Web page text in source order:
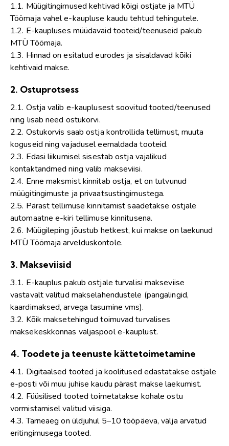
1.1. Müügitingimused kehtivad kõigi ostjate ja MTÜ
Töömaja vahel e-kaupluse kaudu tehtud tehingutele.
1.2. E-kaupluses müüdavaid tooteid/teenuseid pakub
MTÜ Töömaja.
1.3. Hinnad on esitatud eurodes ja sisaldavad kõiki
kehtivaid makse.
2. Ostuprotsess
2.1. Ostja valib e-kauplusest soovitud tooted/teenused
ning lisab need ostukorvi.
2.2. Ostukorvis saab ostja kontrollida tellimust, muuta
koguseid ning vajadusel eemaldada tooteid.
2.3. Edasi liikumisel sisestab ostja vajalikud
kontaktandmed ning valib makseviisi.
2.4. Enne maksmist kinnitab ostja, et on tutvunud
müügitingimuste ja privaatsustingimustega.
2.5. Pärast tellimuse kinnitamist saadetakse ostjale
automaatne e-kiri tellimuse kinnitusena.
2.6. Müügileping jõustub hetkest, kui makse on laekunud
MTÜ Töömaja arvelduskontole.
3. Makseviisid
3.1. E-kauplus pakub ostjale turvalisi makseviise
vastavalt valitud makselahendustele (pangalingid,
kaardimaksed, arvega tasumine vms).
3.2. Kõik maksetehingud toimuvad turvalises
maksekeskkonnas väljaspool e-kauplust.
4. Toodete ja teenuste kättetoimetamine
4.1. Digitaalsed tooted ja koolitused edastatakse ostjale
e-posti või muu juhise kaudu pärast makse laekumist.
4.2. Füüsilised tooted toimetatakse kohale ostu
vormistamisel valitud viisiga.
4.3. Tarneaeg on üldjuhul 5–10 tööpäeva, välja arvatud
eritingimusega tooted.